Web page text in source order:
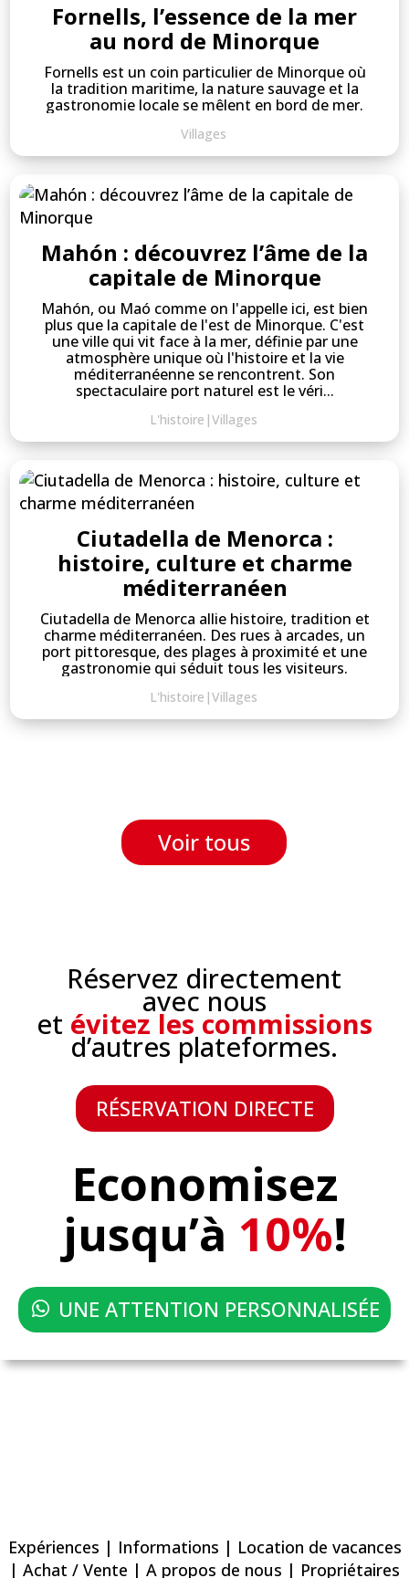
Fornells, l’essence de la mer
au nord de Minorque
Fornells est un coin particulier de Minorque où
la tradition maritime, la nature sauvage et la
gastronomie locale se mêlent en bord de mer.
Villages
Mahón : découvrez l’âme de la
capitale de Minorque
Mahón, ou Maó comme on l'appelle ici, est bien
plus que la capitale de l'est de Minorque. C'est
une ville qui vit face à la mer, définie par une
atmosphère unique où l'histoire et la vie
méditerranéenne se rencontrent. Son
spectaculaire port naturel est le véri...
L'histoire |Villages
Ciutadella de Menorca :
histoire, culture et charme
méditerranéen
Ciutadella de Menorca allie histoire, tradition et
charme méditerranéen. Des rues à arcades, un
port pittoresque, des plages à proximité et une
gastronomie qui séduit tous les visiteurs.
L'histoire |Villages
Voir tous
Réservez directement
avec nous
et évitez les commissions
d’autres plateformes.
RÉSERVATION DIRECTE
Economisez
jusqu’à 10%!
UNE ATTENTION PERSONNALISÉE
Expériences | Informations | Location de vacances
| Achat / Vente | A propos de nous | Propriétaires